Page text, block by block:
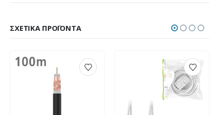
ΣΧΕΤΙΚΆ ΠΡΟΪΌΝΤΑ